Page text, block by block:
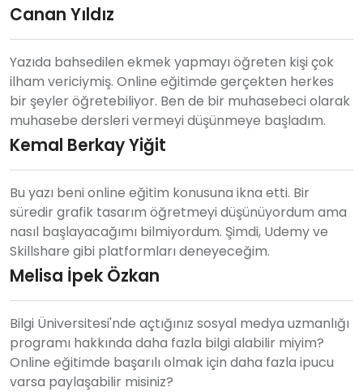
Canan Yıldız
Yazıda bahsedilen ekmek yapmayı öğreten kişi çok
ilham vericiymiş. Online eğitimde gerçekten herkes
bir şeyler öğretebiliyor. Ben de bir muhasebeci olarak
muhasebe dersleri vermeyi düşünmeye başladım.
Kemal Berkay Yiğit
Bu yazı beni online eğitim konusuna ikna etti. Bir
süredir grafik tasarım öğretmeyi düşünüyordum ama
nasıl başlayacağımı bilmiyordum. Şimdi, Udemy ve
Skillshare gibi platformları deneyeceğim.
Melisa İpek Özkan
Bilgi Üniversitesi'nde açtığınız sosyal medya uzmanlığı
programı hakkında daha fazla bilgi alabilir miyim?
Online eğitimde başarılı olmak için daha fazla ipucu
varsa paylaşabilir misiniz?